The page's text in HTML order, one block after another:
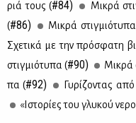
ριά τους (#84) Μι­κρά
(#86) Μι­κρά
Σχε­τι­κά με την πρό­σφα­τη
στιγ­μιό­τυ­πα (#90) Μι­κρά
πα (#92) Γυ­ρί­ζο­ντας
«Ιστο­ρί­ες του γλυ­κού